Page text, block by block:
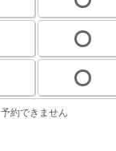
予約できません